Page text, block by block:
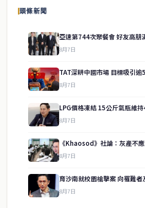
頭條新聞
亞速第744次聚餐會 好友高朋
8月7日
TAT深耕中國市場 目標吸引
8月7日
LPG價格凍結 15公斤氣瓶維
8月7日
《Khaosod》社論：灰產不
8月7日
育沙南就校園槍擊案 向罹難
8月7日
關於我們
service@thaichinesenews.com